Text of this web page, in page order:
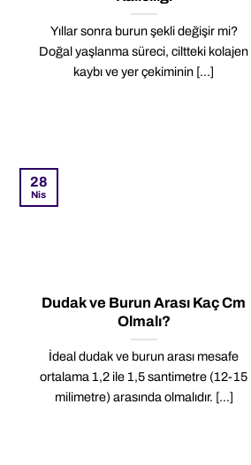
Yıllar sonra burun şekli değişir mi?
Doğal yaşlanma süreci, ciltteki kolajen
kaybı ve yer çekiminin [...]
Dudak ve Burun Arası Kaç Cm
Olmalı?
İdeal dudak ve burun arası mesafe
ortalama 1,2 ile 1,5 santimetre (12-15
milimetre) arasında olmalıdır. [...]
28
Nis